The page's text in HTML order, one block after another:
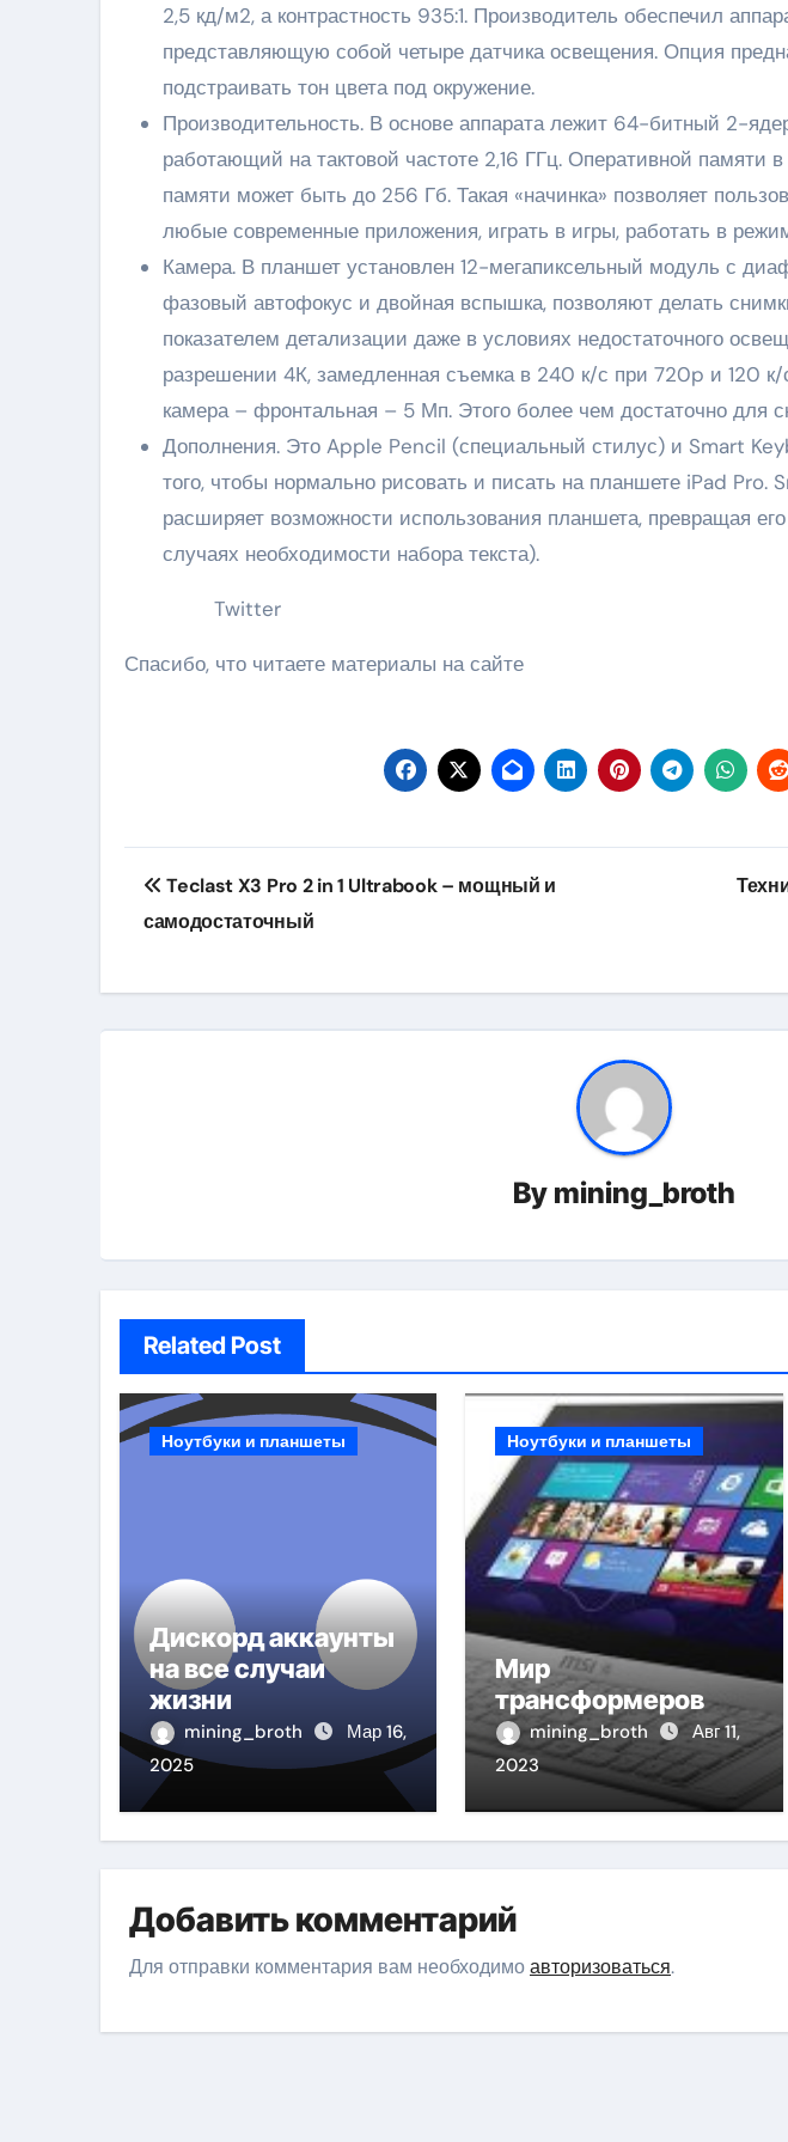
2,5 кд/м2, а контрастность 935:1. Производитель обеспечил
представляющую собой четыре датчика освещения. Опция
подстраивать тон цвета под окружение.
Производительность. В основе аппарата лежит 64-битный 2-
работающий на тактовой частоте 2,16 ГГц. Оперативной памяти
памяти может быть до 256 Гб. Такая «начинка» позволяет
любые современные приложения, играть в игры, работать в
Камера. В планшет установлен 12-мегапиксельный модуль с
фазовый автофокус и двойная вспышка, позволяют делать
показателем детализации даже в условиях недостаточного
разрешении 4К, замедленная съемка в 240 к/с при 720p и 120
камера – фронтальная – 5 Мп. Этого более чем достаточно для
Дополнения. Это Apple Pencil (специальный стилус) и Smart
того, чтобы нормально рисовать и писать на планшете iPad Pro.
расширяет возможности использования планшета, превращая
случаях необходимости набора текста).
Twitter
Спасибо, что читаете материалы на сайте
Навигация
по
Teclast X3 Pro 2 in 1 Ultrabook – мощный и
самодостаточный
By mining_broth
Related Post
Ноутбуки и планшеты
Дискорд аккаунты
на все случаи
жизни
mining_broth
Мар 16,
2025
Ноутбуки и планшеты
Мир
трансформеров
mining_broth
Авг 11,
2023
Добавить комментарий
Для отправки комментария вам необходимоавторизоваться.